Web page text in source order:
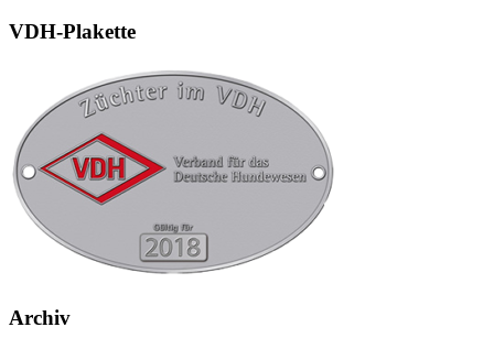
VDH-Plakette
Archiv